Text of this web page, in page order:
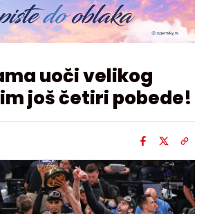
uoči velikog
još četiri pobede!